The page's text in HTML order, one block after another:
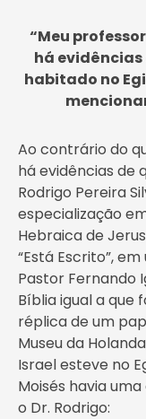
“Meu
há evidências
habitado no
Ao contrário do
há evidências de
Rodrigo Pereira
especialização
Hebraica de
“Está Escrito”,
Pastor Fernando
Bíblia igual a que
réplica de um
Museu da
Israel esteve no
Moisés havia
o Dr. Rodrigo: